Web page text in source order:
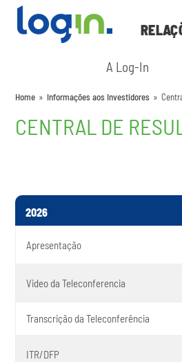
A Log-In
Home » Informações aos Investidores »
CENTRAL DE
2026
Apresentação
Video da Teleconferencia
Transcrição da Teleconferência
ITR/DFP